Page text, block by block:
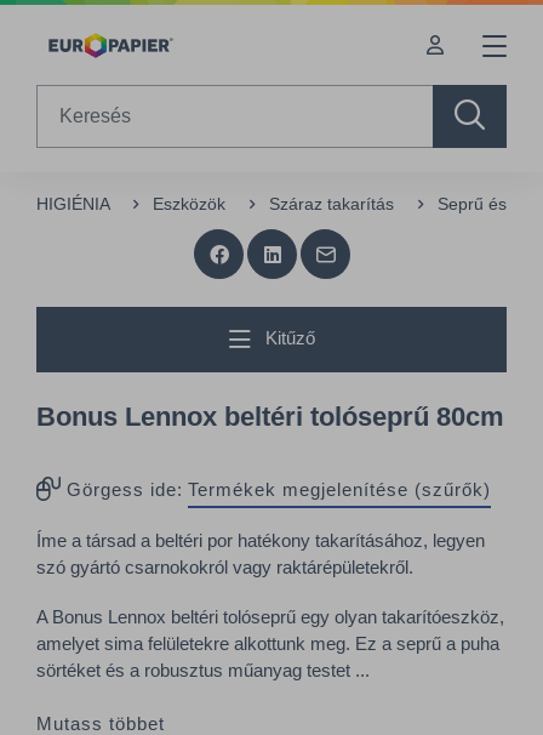
Table Of Content
Az Önt érdeklő termékek
HIGIÉNIA Eszközök Száraz takarítás Seprű és
Kitűző
Bonus Lennox beltéri tolóseprű 80cm
Görgess ide: Termékek megjelenítése (szűrők)
Íme a társad a beltéri por hatékony takarításához, legyen
szó gyártó csarnokokról vagy raktárépületekről.
A Bonus Lennox beltéri tolóseprű egy olyan takarítóeszköz,
amelyet sima felületekre alkottunk meg. Ez a seprű a puha
sörtéket és a robusztus műanyag testet ...
Mutass többet